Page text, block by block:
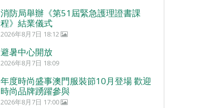
消防局舉辦《第51屆緊急護理證書課
程》結業儀式
2026年8月7日 18:12
避暑中心開放
2026年8月7日 18:09
年度時尚盛事澳門服裝節10月登場 歡迎
時尚品牌踴躍參與
2026年8月7日 17:00